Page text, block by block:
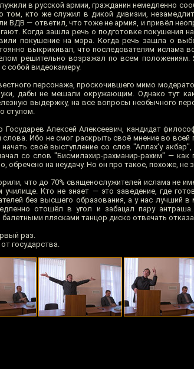
в русской армии, гражданин немедленно
том, кто же служил в дикой дивизии,
ВДВ — ответил, что тоже не армия, и привёл
Когда зашла речь о подготовке покушения
покушение на мэра. Когда речь зашла о
выкрикивал, что последователям ислама
решительно возражал по всем положениям.
собой видеокамеру.
персонажа, проскочившего мимо
дабы не мешали окружающим. Однако тут
выдержку, на все вопросы необычного
стулом.
Алексей Алексеевич, кандидат
Ибо не смог раскрыть своё мнение во всей
своё выступление со слов "Аллах'у
со слов "Бисмилахир-рахманир-рахим" —
обречено на неудачу. Но он про такое, похоже, не
что до 70% священослужителей ислама не
Кто не знает — это заведение, где
без высшего образования, а у нас лучший в
отошёл в угол и забацал пару
плясками танцор диско отвечать
раз.
государства.